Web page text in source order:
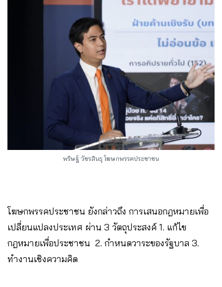
พริษฐ์ วัชรสินธุ โฆษกพรรคประชาชน
โฆษกพรรคประชาชน ยังกล่าวถึง การเสนอกฎหมายเพื่อ
เปลี่ยนแปลงประเทศ ผ่าน 3 วัตถุประสงค์ 1. แก้ไข
กฎหมายเพื่อประชาชน 2. กำหนดวาระของรัฐบาล 3.
ทำงานเชิงความคิด